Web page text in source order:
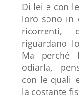
Di lei e con
loro sono in
ricorrenti,
riguardano
Ma perché
odiarla,
con le quali
la costante